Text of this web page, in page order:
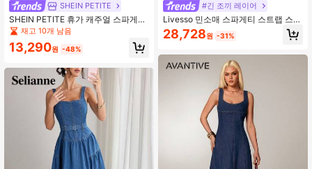
SHEIN PETITE
SHEIN PETITE 휴가 캐주얼 스파게티
스트랩 엑스트라 롱 데님 드레스,쁘띠
여성용
재고 10개 남음
13,290원 -48%
#긴 조끼 레이어
Livesso 민소매 스파게티 스트랩 스플
릿 심 루즈핏 여성 데님 드레스 휴가용
28,728원 -31%